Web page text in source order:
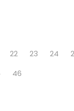
22 23 24
46